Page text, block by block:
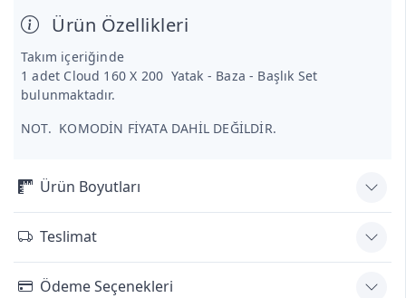
Ürün Özellikleri
Takım içeriğinde
1 adet Cloud 160 X 200 Yatak - Baza - Başlık Set
bulunmaktadır.
NOT. KOMODİN FİYATA DAHİL DEĞİLDİR.
Ürün Boyutları
Teslimat
Ödeme Seçenekleri